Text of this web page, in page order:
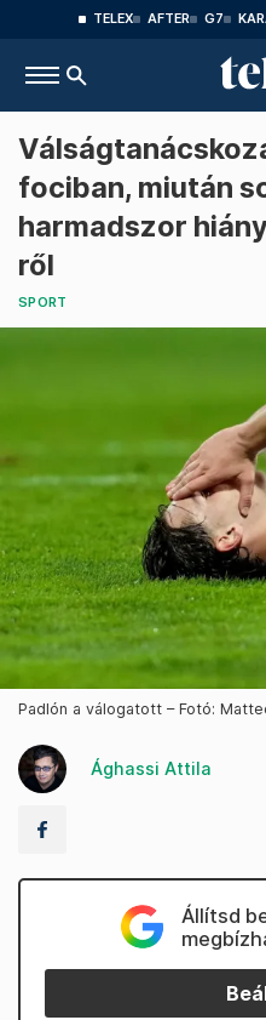
TELEX AFTER G7
fociban, miután
harmadszor
ről
SPORT
Padlón a válogatott – Fotó:
Ághassi Attila
Állítsd